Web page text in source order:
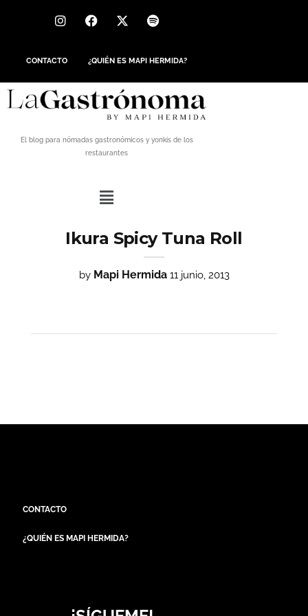
CONTACTO ¿QUIÉN ES MAPI HERMIDA?
El blog para nómadas gastronómicos y yonkis de los
restaurantes
Ikura Spicy Tuna Roll
by Mapi Hermida 11 junio, 2013
CONTACTO
¿QUIÉN ES MAPI HERMIDA?